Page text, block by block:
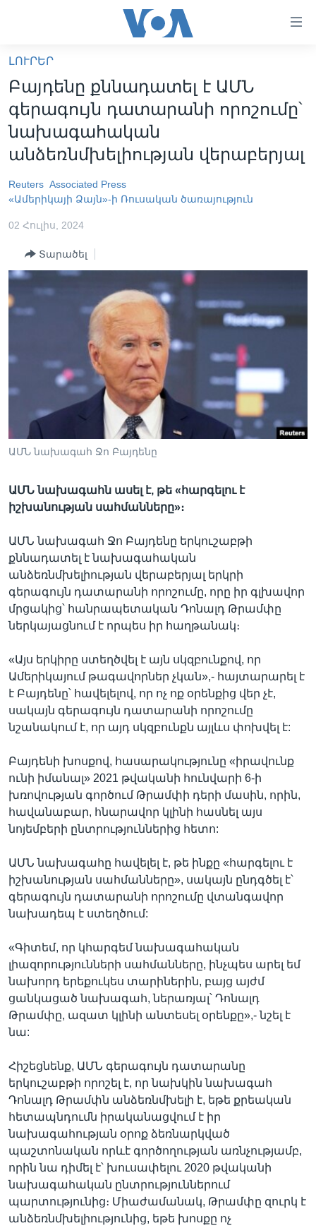
հիմնական
բովանդակությանը
անցնել
հիմնական
բովանդակությանը
հիմնական
ԼՈՒՐԵՐ
ՍՓՅՈՒՌՔ
ՏԵՍԱՆՅՈՒԹԵՐ
ՖԻԼՄԵՐ
IN ENGLISH
ՄԵՐ ՄԱՍԻՆ
ՄԵՐ ՄԱՍԻՆ
«ԱՄԵՐԻԿԱՅԻ ՁԱՅՆ»-Ի ԿԱՆՈՆԱԴՐՈՒԹՅՈՒՆ
ԿԱՊ ՄԵԶ ՀԵՏ
ՈՒԿՐԱԻՆԱԿԱՆ ՊԱՏԵՐԱԶՄ
Learning English
ՀԵՏԵՒԵՔ ՄԵԶ
Լեզուներ
ԼՈՒՐԵՐ
Բայդենը քննադատել է ԱՄՆ
գերագույն դատարանի որոշումը՝
նախագահական
անձեռնմխելիության վերաբերյալ
Reuters Associated Press
«Ամերիկայի Ձայն»-ի Ռուսական ծառայություն
02 Հուլիս, 2024
Տարածել
ԱՄՆ նախագահ Ջո Բայդենը
ԱՄՆ նախագահն ասել է, թե «հարգելու է
իշխանության սահմանները»։
ԱՄՆ նախագահ Ջո Բայդենը երկուշաբթի
քննադատել է նախագահական
անձեռնմխելիության վերաբերյալ երկրի
գերագույն դատարանի որոշումը, որը իր գլխավոր
մրցակից՝ հանրապետական Դոնալդ Թրամփը
ներկայացնում է որպես իր հաղթանակ։
«Այս երկիրը ստեղծվել է այն սկզբունքով, որ
Ամերիկայում թագավորներ չկան»,- հայտարարել է
է Բայդենը՝ հավելելով, որ ոչ ոք օրենքից վեր չէ,
սակայն գերագույն դատարանի որոշումը
նշանակում է, որ այդ սկզբունքն այլևս փոխվել է:
Բայդենի խոսքով, հասարակությունը «իրավունք
ունի իմանալ» 2021 թվականի հունվարի 6-ի
խռովության գործում Թրամփի դերի մասին, որին,
հավանաբար, հնարավոր կլինի հասնել այս
նոյեմբերի ընտրություններից հետո:
ԱՄՆ նախագահը հավելել է, թե ինքը «հարգելու է
իշխանության սահմանները», սակայն ընդգծել է՝
գերագույն դատարանի որոշումը վտանգավոր
նախադեպ է ստեղծում:
«Գիտեմ, որ կհարգեմ նախագահական
լիազորությունների սահմանները, ինչպես արել եմ
նախորդ երեքուկես տարիներին, բայց այժմ
ցանկացած նախագահ, ներառյալ՝ Դոնալդ
Թրամփը, ազատ կլինի անտեսել օրենքը»,- նշել է
նա:
Հիշեցնենք, ԱՄՆ գերագույն դատարանը
երկուշաբթի որոշել է, որ նախկին նախագահ
Դոնալդ Թրամփն անձեռնմխելի է, եթե քրեական
հետապնդումն իրականացվում է իր
նախագահության օրոք ձեռնարկված
պաշտոնական որևէ գործողության առնչությամբ,
որին նա դիմել է՝ խուսափելու 2020 թվականի
նախագահական ընտրություններում
պարտությունից։ Միաժամանակ, Թրամփը զուրկ է
անձեռնմխելիությունից, եթե խոսքը ոչ